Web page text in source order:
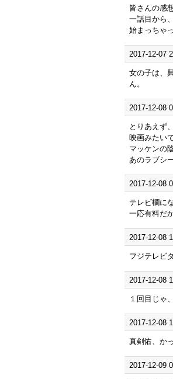
皆さんの感
一話目から
始まっちゃ
2017-12-07
女の子は、
ん。
2017-12-08
とりあえず
映画みたい
マッケンの
あのラブシ
2017-12-08
テレビ欄に
一応有料だ
2017-12-08
フジテレビ
2017-12-08
１回目じゃ
2017-12-08
真剣佑、か
2017-12-09